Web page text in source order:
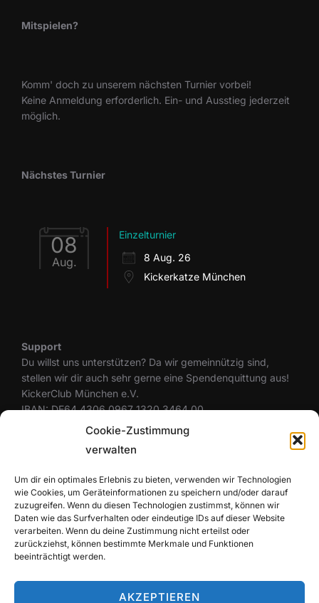
Cookie-Zustimmung
verwalten
Um dir ein optimales Erlebnis zu bieten, verwenden wir Technologien
wie Cookies, um Geräteinformationen zu speichern und/oder darauf
zuzugreifen. Wenn du diesen Technologien zustimmst, können wir
Daten wie das Surfverhalten oder eindeutige IDs auf dieser Website
verarbeiten. Wenn du deine Zustimmung nicht erteilst oder
zurückziehst, können bestimmte Merkmale und Funktionen
beeinträchtigt werden.
AKZEPTIEREN
Mitspielen?
Komm' doch zu unserem nächsten Turnier vorbei!
Keine Anmeldung erforderlich. Ein- und Ausstieg jederzeit
möglich.
Nächstes Turnier
08
Aug.
Einzelturnier
8 Aug. 26
Kickerkatze München
Support
Du willst uns unterstützen? Da wir gemeinnützig sind,
stellen wir dir auch sehr gerne eine Spendenquittung aus!
KickerClub München e.V.
IBAN: DE64 4306 0967 1320 3464 00
BIC: GENODEM1GLS
Rechtliches
Datenschutzerklärung
Cookie-Richtlinie (EU)
Haftungsausschluss
Impressum